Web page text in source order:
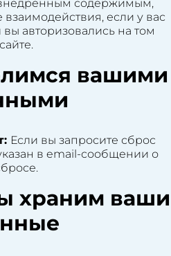
содержимым,
если у вас
вы авторизовались на том
сайте.
вашими
Если вы запросите сброс
в email-сообщении о
храним ваши